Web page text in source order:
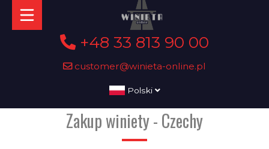
+48 33 813 90 00
customer@winieta-online.pl
Polski
Zakup winiety - Czechy